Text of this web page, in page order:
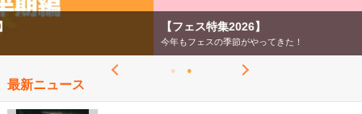
最新ニュース